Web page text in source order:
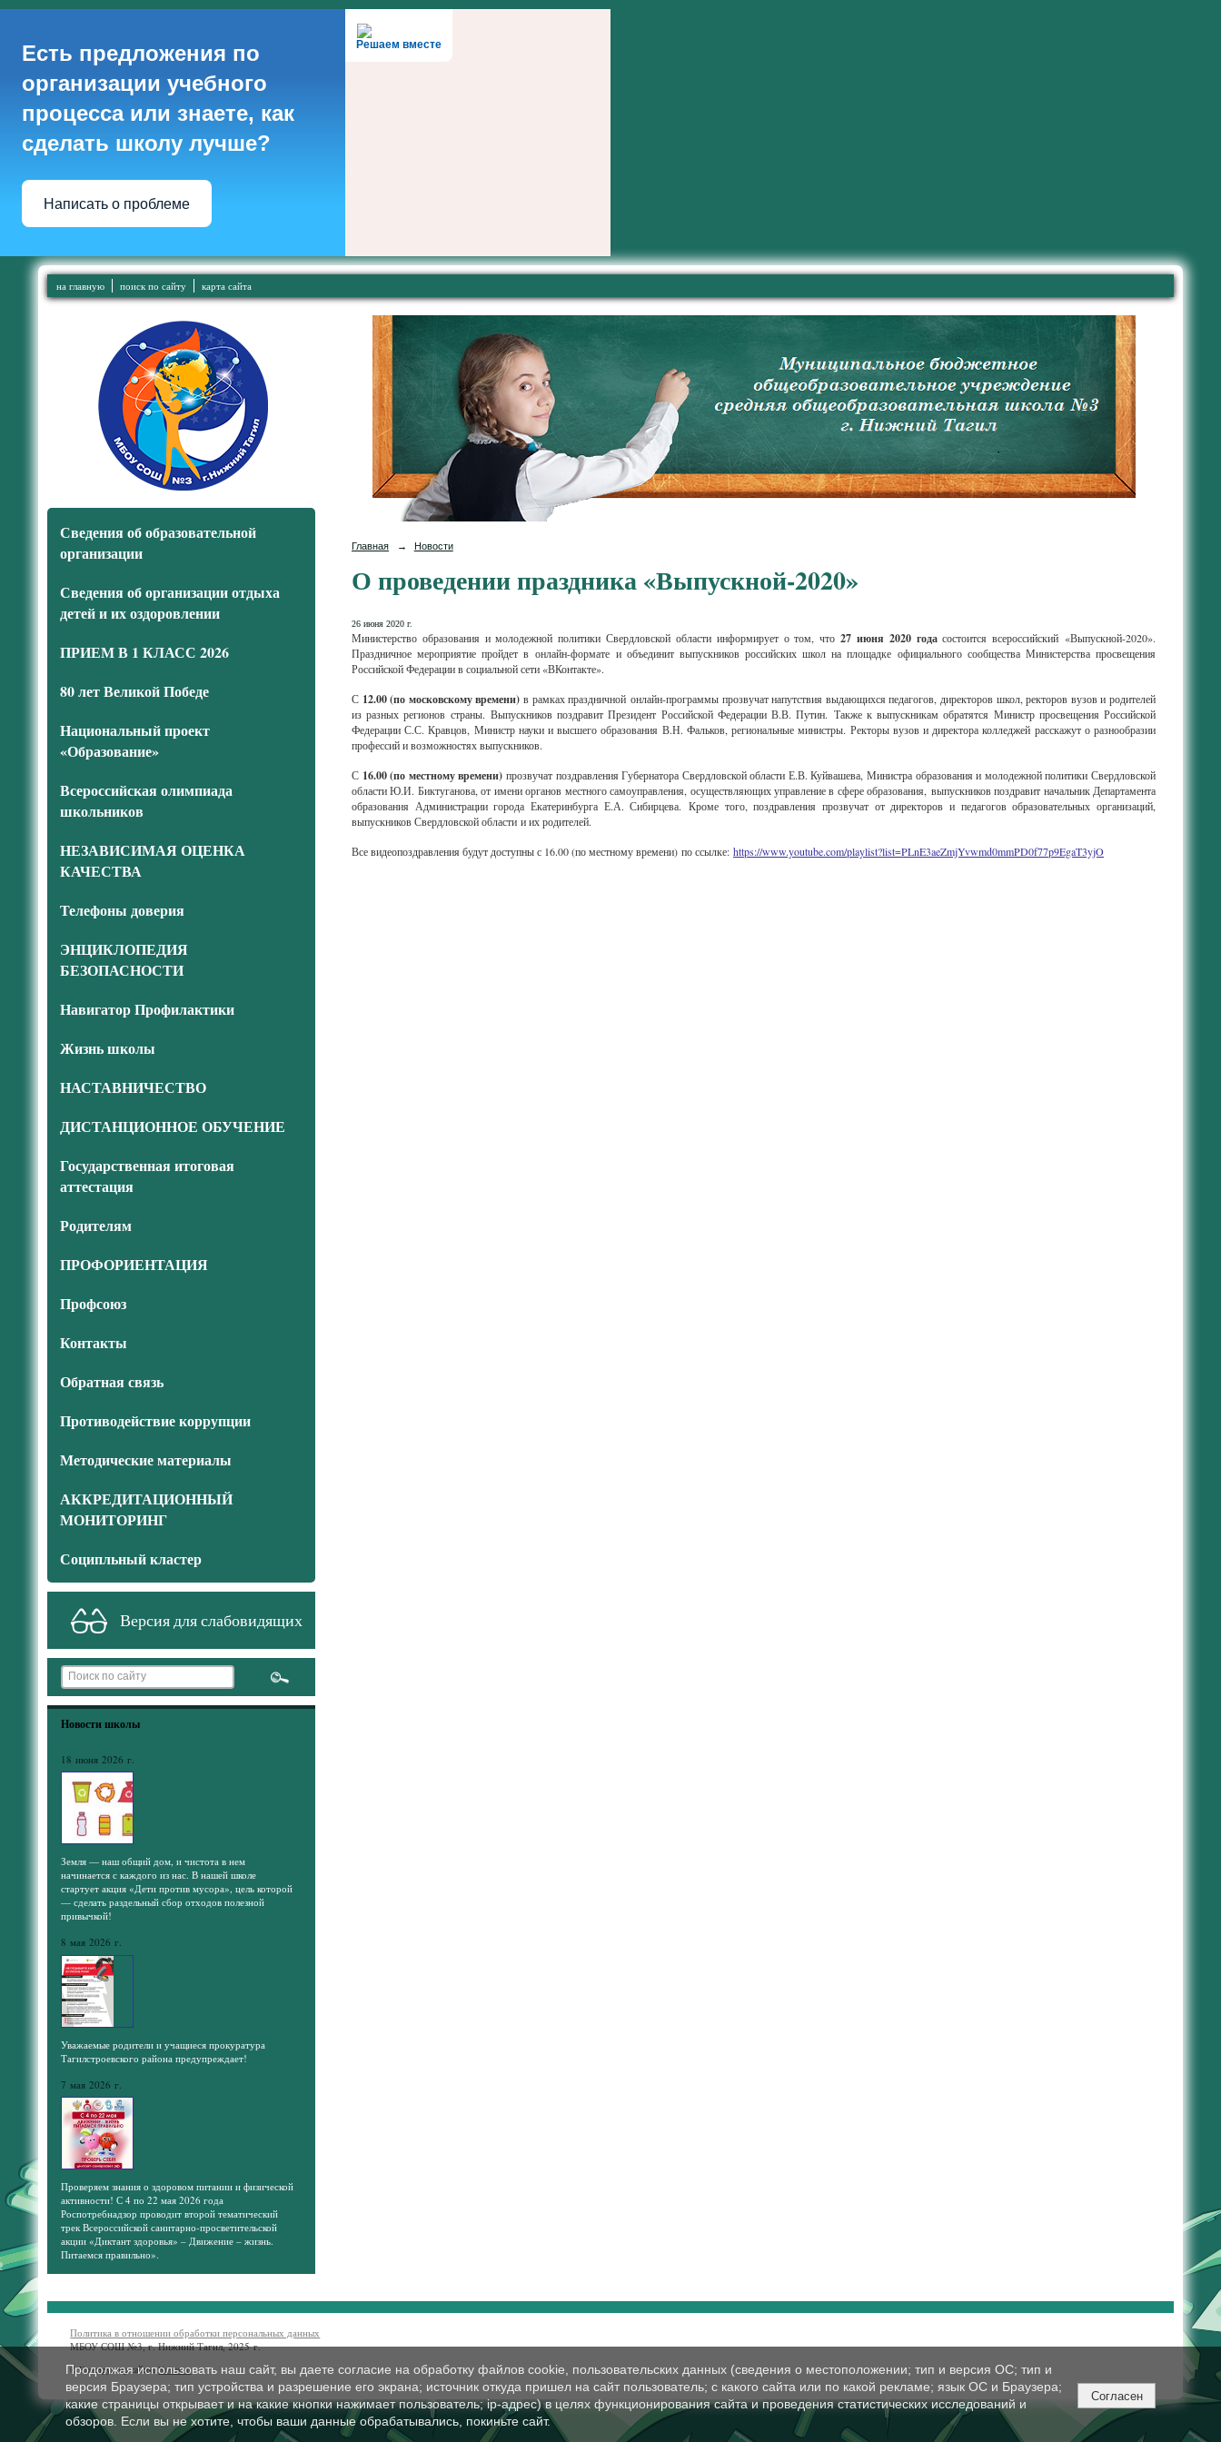
Решаем вместе
Есть предложения по
организации учебного
процесса или знаете, как
сделать школу лучше?
Написать о проблеме
на главную поиск по сайту карта сайта
Сведения об образовательной
организации
Сведения об организации отдыха
детей и их оздоровлении
ПРИЕМ В 1 КЛАСС 2026
80 лет Великой Победе
Национальный проект
«Образование»
Всероссийская олимпиада
школьников
НЕЗАВИСИМАЯ ОЦЕНКА
КАЧЕСТВА
Телефоны доверия
ЭНЦИКЛОПЕДИЯ
БЕЗОПАСНОСТИ
Навигатор Профилактики
Жизнь школы
НАСТАВНИЧЕСТВО
ДИСТАНЦИОННОЕ ОБУЧЕНИЕ
Государственная итоговая
аттестация
Родителям
ПРОФОРИЕНТАЦИЯ
Профсоюз
Контакты
Обратная связь
Противодействие коррупции
Методические материалы
АККРЕДИТАЦИОННЫЙ
МОНИТОРИНГ
Соципльный кластер
Версия для слабовидящих
Новости школы
18 июня 2026 г.
Земля — наш общий дом, и чистота в нем
начинается с каждого из нас. В нашей школе
стартует акция «Дети против мусора», цель которой
— сделать раздельный сбор отходов полезной
привычкой!
8 мая 2026 г.
Уважаемые родители и учащиеся прокуратура
Тагилстроевского района предупреждает!
7 мая 2026 г.
Проверяем знания о здоровом питании и физической
активности! С 4 по 22 мая 2026 года
Роспотребнадзор проводит второй тематический
трек Всероссийской санитарно-просветительской
акции «Диктант здоровья» – Движение – жизнь.
Питаемся правильно».
Главная → Новости
О проведении праздника «Выпускной-2020»
26 июня 2020 г.
Министерство образования и молодежной политики Свердловской области информирует о том, что27 июня 2020 годасостоится всероссийский «Выпускной-2020».
Праздничное мероприятие пройдет в онлайн-формате и объединит выпускников российских школ на площадке официального сообщества Министерства просвещения
Российской Федерации в социальной сети «ВКонтакте».
С 12.00 (по московскому времени)в рамках праздничной онлайн-программы прозвучат напутствия выдающихся педагогов, директоров школ, ректоров вузов и родителей
из разных регионов страны. Выпускников поздравит Президент Российской Федерации В.В. Путин. Также к выпускникам обратятся Министр просвещения Российской
Федерации С.С. Кравцов, Министр науки и высшего образования В.Н. Фальков, региональные министры. Ректоры вузов и директора колледжей расскажут о разнообразии
профессий и возможностях выпускников.
С 16.00 (по местному времени) прозвучат поздравления Губернатора Свердловской области Е.В. Куйвашева, Министра образования и молодежной политики Свердловской
области Ю.И. Биктуганова, от имени органов местного самоуправления, осуществляющих управление в сфере образования, выпускников поздравит начальник Департамента
образования Администрации города Екатеринбурга Е.А. Сибирцева. Кроме того, поздравления прозвучат от директоров и педагогов образовательных организаций,
выпускников Свердловской области и их родителей.
Все видеопоздравления будут доступны с 16.00 (по местному времени) по ссылке: https://www.youtube.com/playlist?list=PLnE3aeZmjYvwmd0mmPD0f77p9EgaT3yjO
Политика в отношении обработки персональных данных
МБОУ СОШ №3, г. Нижний Тагил, 2025 г.
© Конструктор сайтовNubex.ru
Продолжая использовать наш сайт, вы даете согласие на обработку файлов cookie, пользовательских данных (сведения о местоположении; тип и версия ОС; тип и
версия Браузера; тип устройства и разрешение его экрана; источник откуда пришел на сайт пользователь; с какого сайта или по какой рекламе; язык ОС и Браузера;
какие страницы открывает и на какие кнопки нажимает пользователь; ip-адрес) в целях функционирования сайта и проведения статистических исследований и
обзоров. Если вы не хотите, чтобы ваши данные обрабатывались, покиньте сайт.
Согласен